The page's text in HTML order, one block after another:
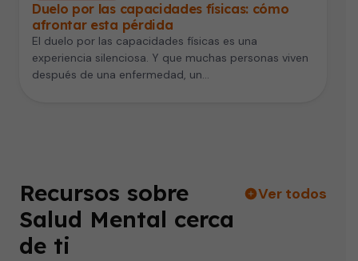
Duelo por las capacidades físicas: cómo
afrontar esta pérdida
El duelo por las capacidades físicas es una
experiencia silenciosa. Y que muchas personas viven
después de una enfermedad, un…
Recursos sobre
Salud Mental cerca
de ti
Ver todos